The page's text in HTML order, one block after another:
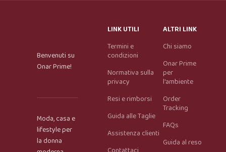
Benvenuti su
Onar Prime!
Moda, casa e
lifestyle per
la donna
LINK UTILI
Termini e
condizioni
Normativa sulla
privacy
Resi e rimborsi
Guida alle Taglie
Assistenza clienti
ALTRI LINK
Chi siamo
Onar Prime
per
l'ambiente
Order
Tracking
FAQs
Guida al reso